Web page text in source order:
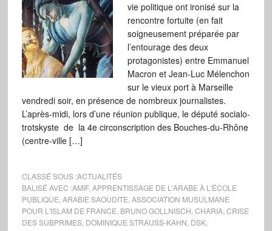
vie politique ont ironisé sur la
rencontre fortuite (en fait
soigneusement préparée par
l’entourage des deux
protagonistes) entre Emmanuel
Macron et Jean-Luc Mélenchon
sur le vieux port à Marseille
vendredi soir, en présence de nombreux journalistes.
L’après-midi, lors d’une réunion publique, le député socialo-
trotskyste de la 4e circonscription des Bouches-du-Rhône
(centre-ville […]
CLASSÉ SOUS :ACTUALITÉS
BALISÉ AVEC :AMIF, APPRENTISSAGE DE L'ARABE À L'ÉCOLE
PUBLIQUE ARABIE SAOUDITE ASSOCIATION MUSULMANE
POUR L'ISLAM DE FRANCE BRUNO GOLLNISCH CHARIA, CRISE
DES SUBPRIMES, DOMINIQUE STRAUSS-KAHN DSK,